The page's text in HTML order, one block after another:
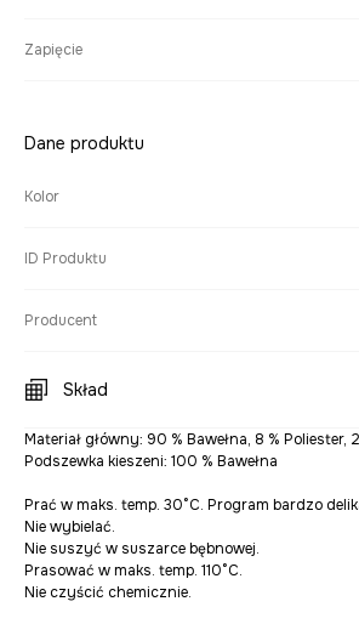
Zapięcie
Dane produktu
Kolor
ID Produktu
Producent
Skład
Materiał główny: 90 % Bawełna, 8 % Poliester,
Podszewka kieszeni: 100 % Bawełna
Prać w maks. temp. 30°C. Program bardzo
Nie wybielać.
Nie suszyć w suszarce bębnowej.
Prasować w maks. temp. 110°C.
Nie czyścić chemicznie.